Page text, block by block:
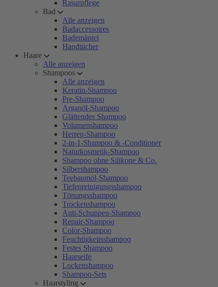
Rasurpflege
Bad
Alle anzeigen
Badaccessoires
Bademäntel
Handtücher
Haare
Alle anzeigen
Shampoos
Alle anzeigen
Keratin-Shampoo
Pre-Shampoo
Arganöl-Shampoo
Glättendes Shampoo
Volumenshampoo
Herren-Shampoo
2-in-1-Shampoo & -Conditioner
Naturkosmetik-Shampoo
Shampoo ohne Silikone & Co.
Silbershampoo
Teebaumöl-Shampoo
Tiefenreinigungsshampoo
Tönungsshampoo
Trockenshampoo
Anti-Schuppen-Shampoo
Repair-Shampoo
Color-Shampoo
Feuchtigkeitsshampoo
Festes Shampoo
Haarseife
Lockenshampoo
Shampoo-Sets
Haarstyling